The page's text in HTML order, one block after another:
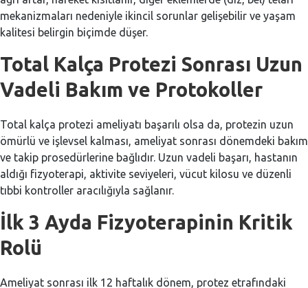
mekanizmaları nedeniyle ikincil sorunlar gelişebilir ve yaşam
kalitesi belirgin biçimde düşer.
Total Kalça Protezi Sonrası Uzun
Vadeli Bakım ve Protokoller
Total kalça protezi ameliyatı başarılı olsa da, protezin uzun
ömürlü ve işlevsel kalması, ameliyat sonrası dönemdeki bakım
ve takip prosedürlerine bağlıdır. Uzun vadeli başarı, hastanın
aldığı fizyoterapi, aktivite seviyeleri, vücut kilosu ve düzenli
tıbbi kontroller aracılığıyla sağlanır.
İlk 3 Ayda Fizyoterapinin Kritik
Rolü
Ameliyat sonrası ilk 12 haftalık dönem, protez etrafındaki